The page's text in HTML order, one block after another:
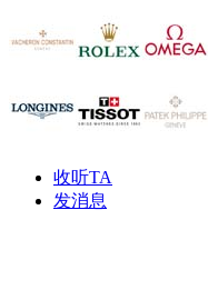
收听TA
发消息